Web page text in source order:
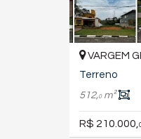
VARGEM
Terreno
512,0m²
R$ 210.000,